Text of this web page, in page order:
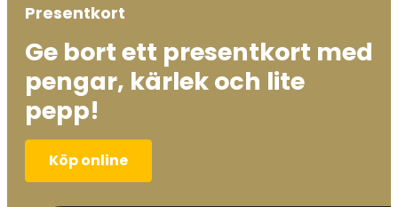
Presentkort
Ge bort ett presentkort med
pengar, kärlek och lite
pepp!
Köp online